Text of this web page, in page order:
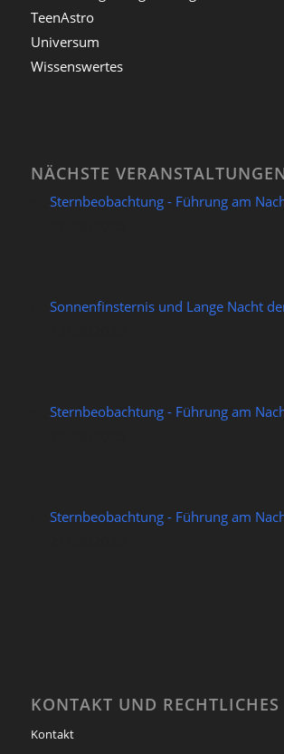
TeenAstro
Universum
Wissenswertes
NÄCHSTE
Sternbeobachtung - Führung am
Sonnenfinsternis und Lange Nacht
Sternbeobachtung - Führung am
Sternbeobachtung - Führung am
KONTAKT UND RECHTLICHES
Kontakt